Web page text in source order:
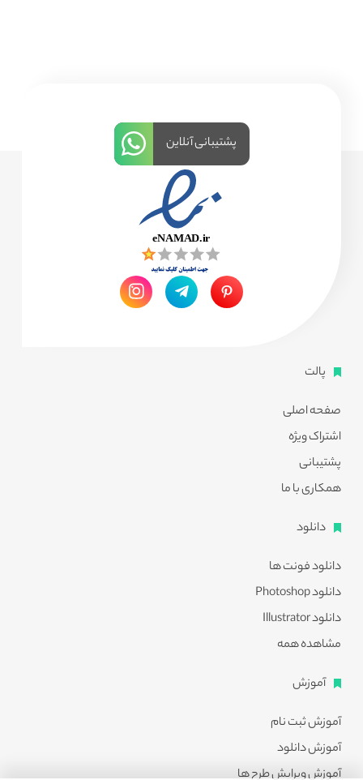
پالت
صفحه اصلی
اشتراک ویژه
پشتیبانی
همکاری با ما
دانلود
دانلود فونت ها
دانلود Photoshop
دانلود Illustrator
مشاهده همه
آموزش
آموزش ثبت نام
آموزش دانلود
آموزش ویرایش طرح ها
پشتیبانی آنلاین